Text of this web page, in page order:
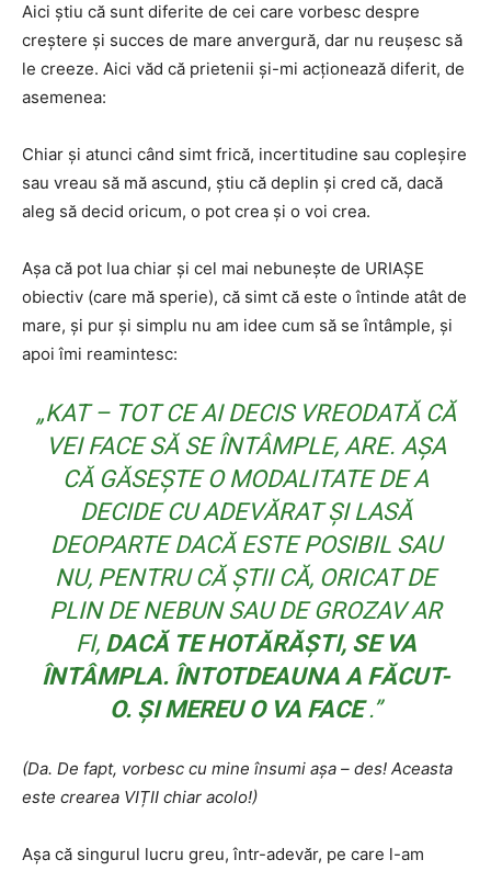
Aici știu că sunt diferite de cei care vorbesc despre
creștere și succes de mare anvergură, dar nu reușesc să
le creeze. Aici văd că prietenii și-mi acționează diferit, de
asemenea:
Chiar și atunci când simt frică, incertitudine sau copleșire
sau vreau să mă ascund, știu că deplin și cred că, dacă
aleg să decid oricum, o pot crea și o voi crea.
Așa că pot lua chiar și cel mai nebunește de URIAȘE
obiectiv (care mă sperie), că simt că este o întinde atât de
mare, și pur și simplu nu am idee cum să se întâmple, și
apoi îmi reamintesc:
„KAT – TOT CE AI DECIS VREODATĂ CĂ
VEI FACE SĂ SE ÎNTÂMPLE, ARE. AȘA
CĂ GĂSEȘTE O MODALITATE DE A
DECIDE CU ADEVĂRAT ȘI LASĂ
DEOPARTE DACĂ ESTE POSIBIL SAU
NU, PENTRU CĂ ȘTII CĂ, ORICAT DE
PLIN DE NEBUN SAU DE GROZAV AR
FI, DACĂ TE HOTĂRĂȘTI, SE VA
ÎNTÂMPLA. ÎNTOTDEAUNA A FĂCUT-
O. ȘI MEREU O VA FACE.”
(Da. De fapt, vorbesc cu mine însumi așa – des! Aceasta
este crearea VIȚII chiar acolo!)
Așa că singurul lucru greu, într-adevăr, pe care l-am